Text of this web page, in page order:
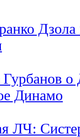
Дзола
о
Динамо
ЛЧ: